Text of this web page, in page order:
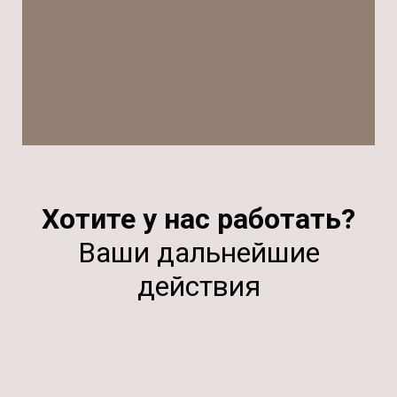
Хотите у нас работать?
Ваши дальнейшие
действия